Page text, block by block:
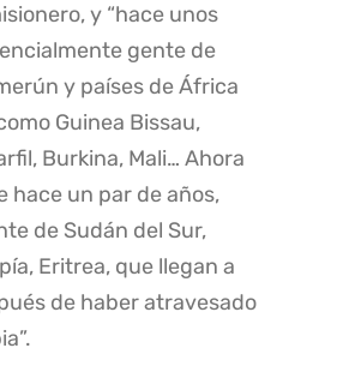
y “hace unos
gente de
y países de África
Guinea Bissau,
Burkina, Mali… Ahora
hace un par de años,
de Sudán del Sur,
Eritrea, que llegan a
de haber atravesado